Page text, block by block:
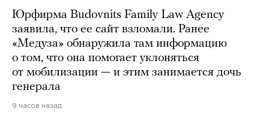
Юрфирма Budovnits Family Law Agency
заявила, что ее сайт взломали. Ранее
«Медуза» обнаружила там информацию
о том, что она помогает уклоняться
от мобилизации — и этим занимается дочь
генерала
9 часов назад